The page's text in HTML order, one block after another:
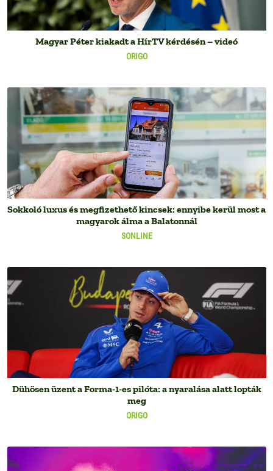
ORIGO
Magyar Péter kiakadt a HírTV kérdésén – videó
SONLINE
Sokkoló luxus és megfizethető kincsek: ennyibe kerül most a
magyarok álma a Balatonnál
ORIGO
Dühösen üzent a Forma-1-es pilóta: a nyaralása alatt lopták
meg